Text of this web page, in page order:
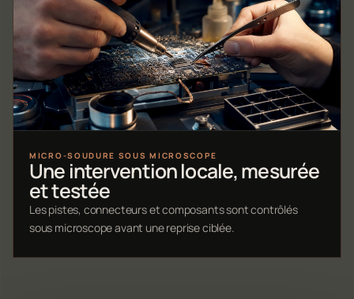
MICRO-SOUDURE SOUS MICROSCOPE
Une intervention locale, mesurée
et testée
Les pistes, connecteurs et composants sont contrôlés
sous microscope avant une reprise ciblée.